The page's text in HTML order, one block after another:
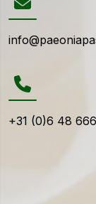
+31 (0)6 48